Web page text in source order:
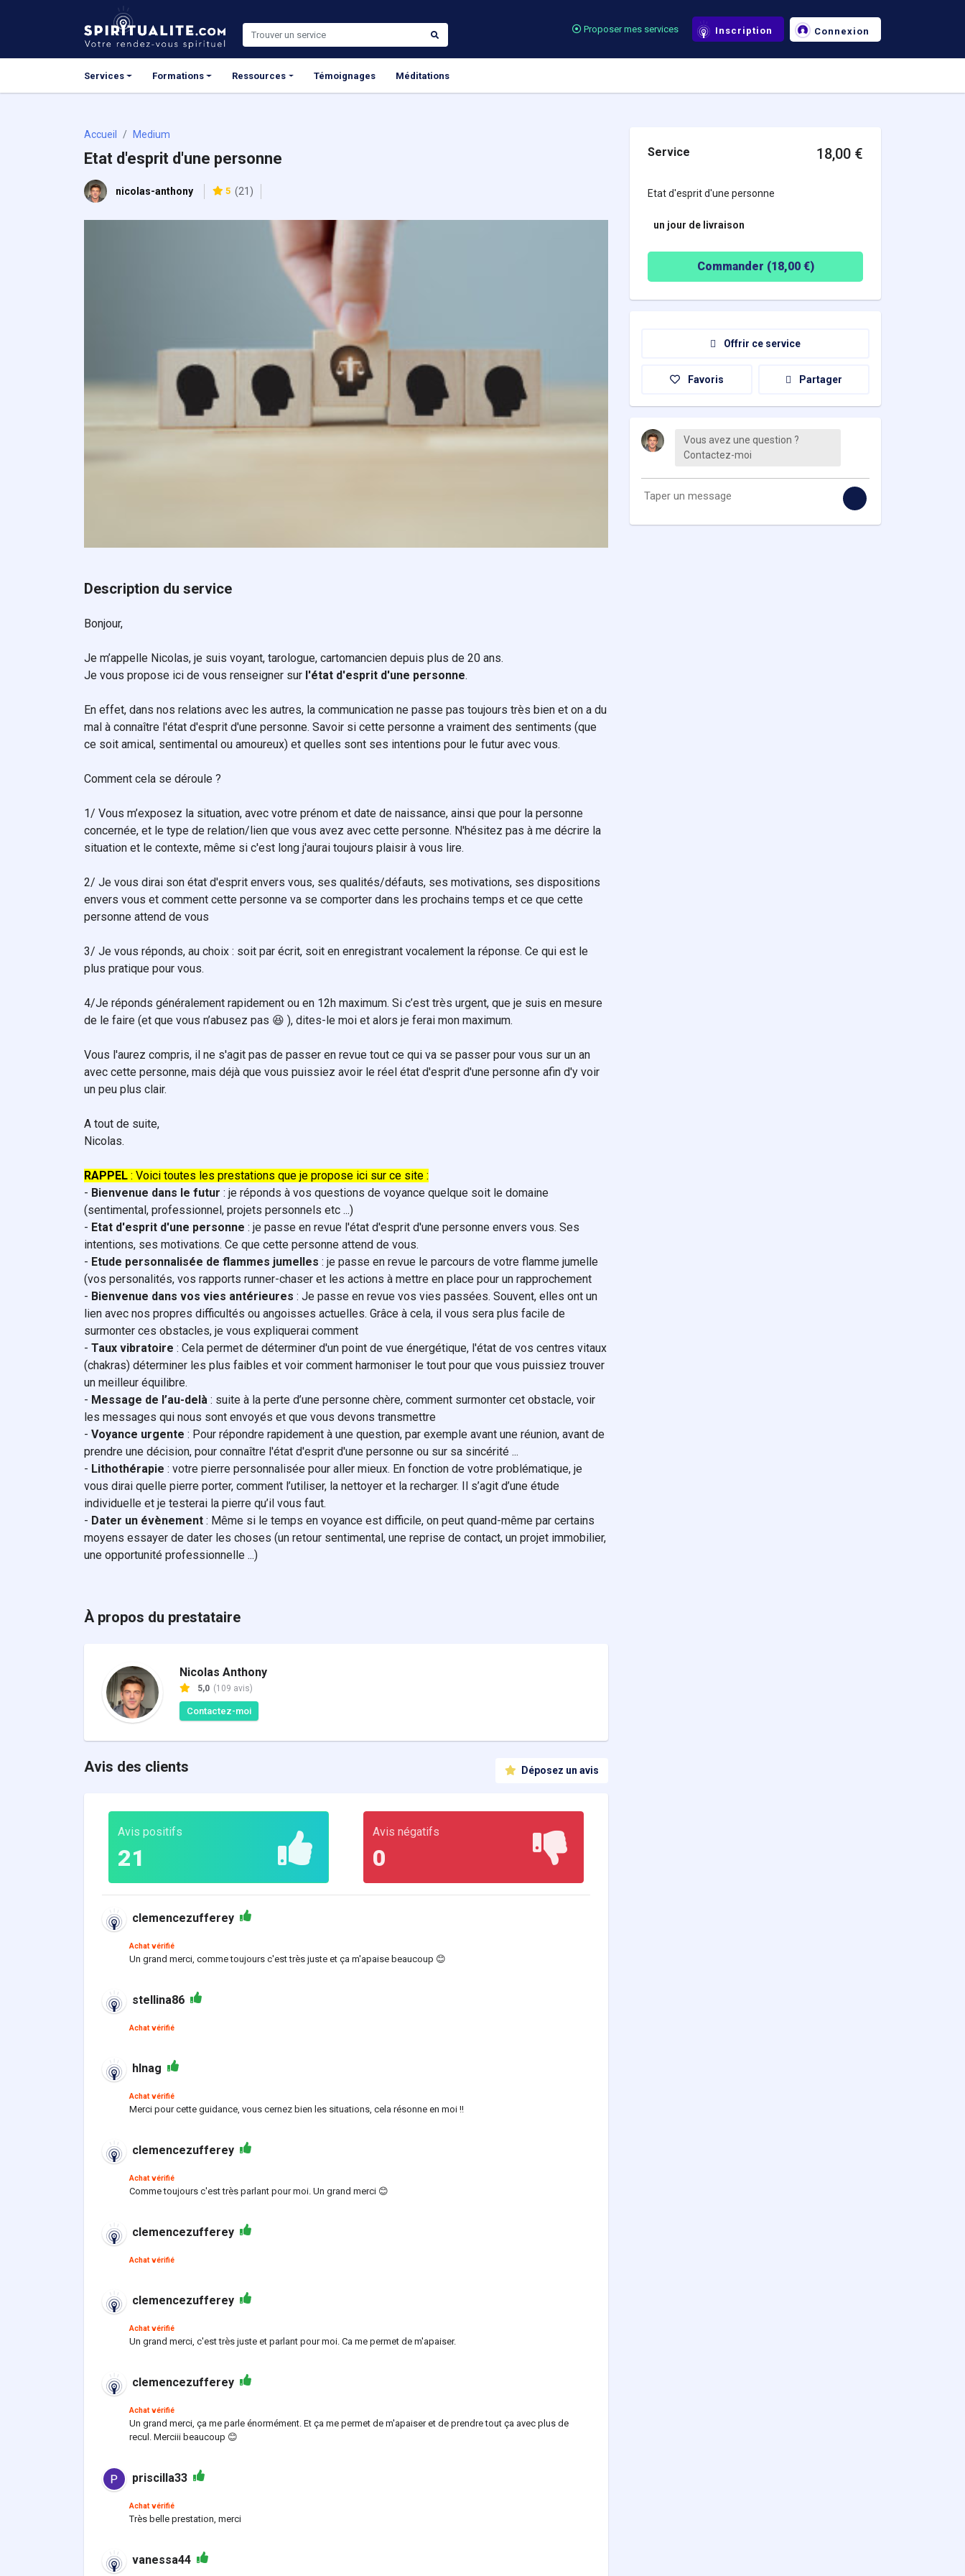
Proposer mes services Inscription Connexion
Services Formations Ressources Témoignages Méditations
Accueil Medium
Etat d'esprit d'une personne
nicolas-anthony 5 (21)
Description du service
Bonjour,
Je m’appelle Nicolas, je suis voyant, tarologue, cartomancien depuis plus de 20 ans.
Je vous propose ici de vous renseigner sur l'état d'esprit d'une personne.
En effet, dans nos relations avec les autres, la communication ne passe pas toujours très bien et on a du
mal à connaître l'état d'esprit d'une personne. Savoir si cette personne a vraiment des sentiments (que
ce soit amical, sentimental ou amoureux) et quelles sont ses intentions pour le futur avec vous.
Comment cela se déroule ?
1/ Vous m’exposez la situation, avec votre prénom et date de naissance, ainsi que pour la personne
concernée, et le type de relation/lien que vous avez avec cette personne. N'hésitez pas à me décrire la
situation et le contexte, même si c'est long j'aurai toujours plaisir à vous lire.
2/ Je vous dirai son état d'esprit envers vous, ses qualités/défauts, ses motivations, ses dispositions
envers vous et comment cette personne va se comporter dans les prochains temps et ce que cette
personne attend de vous
3/ Je vous réponds, au choix : soit par écrit, soit en enregistrant vocalement la réponse. Ce qui est le
plus pratique pour vous.
4/Je réponds généralement rapidement ou en 12h maximum. Si c’est très urgent, que je suis en mesure
de le faire (et que vous n’abusez pas 😆 ), dites-le moi et alors je ferai mon maximum.
Vous l'aurez compris, il ne s'agit pas de passer en revue tout ce qui va se passer pour vous sur un an
avec cette personne, mais déjà que vous puissiez avoir le réel état d'esprit d'une personne afin d'y voir
un peu plus clair.
A tout de suite,
Nicolas.
RAPPEL : Voici toutes les prestations que je propose ici sur ce site :
- Bienvenue dans le futur : je réponds à vos questions de voyance quelque soit le domaine
(sentimental, professionnel, projets personnels etc ...)
- Etat d'esprit d'une personne : je passe en revue l'état d'esprit d'une personne envers vous. Ses
intentions, ses motivations. Ce que cette personne attend de vous.
- Etude personnalisée de flammes jumelles : je passe en revue le parcours de votre flamme jumelle
(vos personalités, vos rapports runner-chaser et les actions à mettre en place pour un rapprochement
- Bienvenue dans vos vies antérieures : Je passe en revue vos vies passées. Souvent, elles ont un
lien avec nos propres difficultés ou angoisses actuelles. Grâce à cela, il vous sera plus facile de
surmonter ces obstacles, je vous expliquerai comment
- Taux vibratoire : Cela permet de déterminer d'un point de vue énergétique, l'état de vos centres vitaux
(chakras) déterminer les plus faibles et voir comment harmoniser le tout pour que vous puissiez trouver
un meilleur équilibre.
- Message de l’au-delà : suite à la perte d’une personne chère, comment surmonter cet obstacle, voir
les messages qui nous sont envoyés et que vous devons transmettre
- Voyance urgente : Pour répondre rapidement à une question, par exemple avant une réunion, avant de
prendre une décision, pour connaître l'état d'esprit d'une personne ou sur sa sincérité ...
- Lithothérapie : votre pierre personnalisée pour aller mieux. En fonction de votre problématique, je
vous dirai quelle pierre porter, comment l’utiliser, la nettoyer et la recharger. Il s’agit d’une étude
individuelle et je testerai la pierre qu’il vous faut.
- Dater un évènement : Même si le temps en voyance est difficile, on peut quand-même par certains
moyens essayer de dater les choses (un retour sentimental, une reprise de contact, un projet immobilier,
une opportunité professionnelle ...)
À propos du prestataire
Nicolas Anthony
5,0 (109 avis)
Contactez-moi
Déposez un avis
Avis des clients
Avis positifs
21
Avis négatifs
0
clemencezufferey
Achat vérifié
Un grand merci, comme toujours c'est très juste et ça m'apaise beaucoup 😊
stellina86
Achat vérifié
hlnag
Achat vérifié
Merci pour cette guidance, vous cernez bien les situations, cela résonne en moi !!
clemencezufferey
Achat vérifié
Comme toujours c'est très parlant pour moi. Un grand merci 😊
clemencezufferey
Achat vérifié
clemencezufferey
Achat vérifié
Un grand merci, c'est très juste et parlant pour moi. Ca me permet de m'apaiser.
clemencezufferey
Achat vérifié
Un grand merci, ça me parle énormément. Et ça me permet de m'apaiser et de prendre tout ça avec plus de
recul. Merciii beaucoup 😊
priscilla33
Achat vérifié
Très belle prestation, merci
vanessa44
Service 18,00 €
Etat d'esprit d'une personne
un jour de livraison
Commander (18,00€)
Offrir ce service
Favoris Partager
Vous avez une question ?
Contactez-moi
Panneau de gestion des cookies